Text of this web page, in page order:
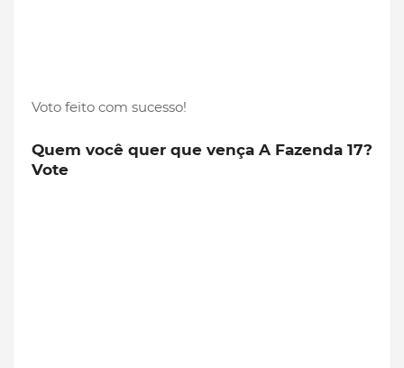
Voto feito com sucesso!
Quem você quer que vença A Fazenda 17?
Vote